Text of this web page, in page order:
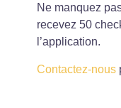
Ne manquez
recevez 50
l’application.
Contactez-nous